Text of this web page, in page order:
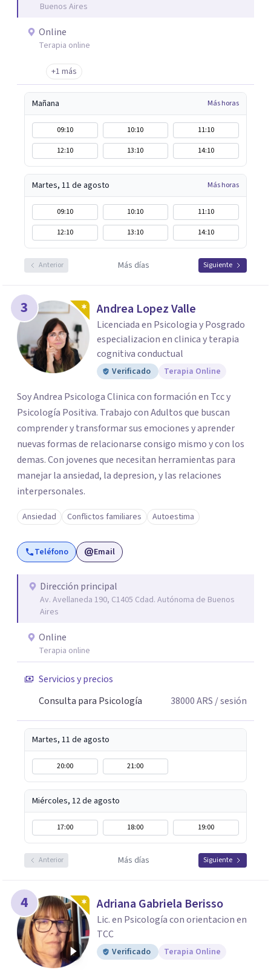
Buenos Aires
Online
Terapia online
+1 más
Mañana Más horas
09:10 10:10
11:10
12:10
13:10 14:10
Martes, 11 de agosto Más horas
09:10 10:10
11:10
12:10
13:10 14:10
Anterior Más días Siguiente
3 Andrea Lopez Valle
Licenciada en Psicologia y Posgrado
especializacion en clinica y terapia
cognitiva conductual
Verificado Terapia Online
Soy Andrea Psicologa Clinica con formación en Tcc y
Psicología Positiva. Trabajo con Adultos que buscan
comprender y transformar sus emociones y aprender
nuevas formas de relacionarse consigo mismo y con los
demas. Con jovenes que necesitan herramientas para
manejar la ansiedad, la depresion, y las relaciones
interpersonales.
Ansiedad Conflictos familiares Autoestima
Teléfono Email
Dirección principal
Av. Avellaneda 190, C1405 Cdad. Autónoma de Buenos
Aires
Online
Terapia online
Servicios y precios
Consulta para Psicología
38000ARS / sesión
Martes, 11 de agosto
20:00 21:00
Miércoles, 12 de agosto
17:00 18:00 19:00
Anterior Más días Siguiente
4 Adriana Gabriela Berisso
Lic. en Psicología con orientacion en
TCC
Verificado Terapia Online